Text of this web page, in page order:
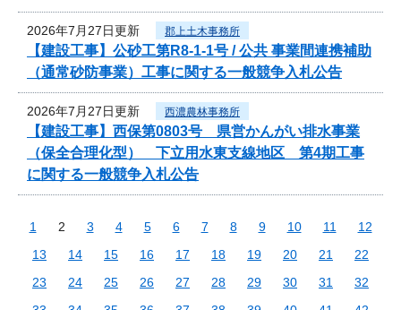
2026年7月27日更新 郡上土木事務所
【建設工事】公砂工第R8-1-1号 / 公共 事業間連携補助
（通常砂防事業）工事に関する一般競争入札公告
2026年7月27日更新 西濃農林事務所
【建設工事】西保第0803号 県営かんがい排水事業
（保全合理化型） 下立用水東支線地区 第4期工事
に関する一般競争入札公告
1 2 3 4 5 6 7 8 9 10 11
12
13
14 15 16 17 18 19 20 21
22
23
24 25 26 27 28 29 30 31
32